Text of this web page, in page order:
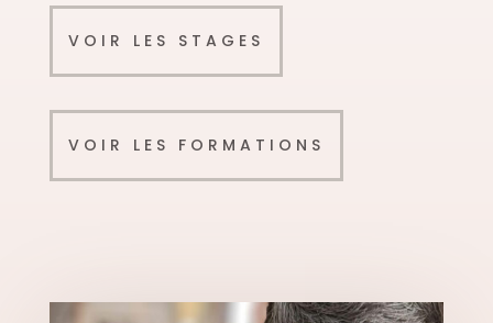
VOIR LES STAGES
VOIR LES FORMATIONS